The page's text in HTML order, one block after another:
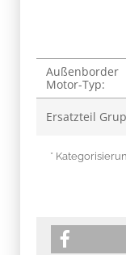
Wert
Außenborder
Motor-Typ:
Ersatzteil
*